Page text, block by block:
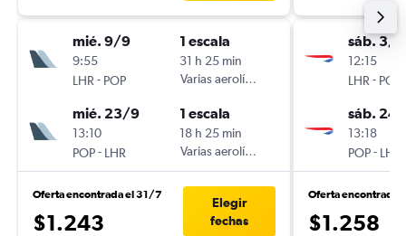
mié. 9/9
9:55
LHR - POP
1 escala
31 h 25 min
Varias aerolíneas
mié. 23/9
13:10
POP- LHR
1 escala
18 h 25 min
Varias aerolíneas
Oferta encontrada el 31/7
$1.243
Elegir
fechas
sáb. 3/
12:15
LHR - POP
sáb.
13:18
POP- LHR
Oferta encontrada
$1.258